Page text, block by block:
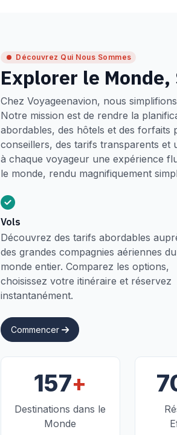
Découvrez Qui Nous Sommes
Explorer le
Chez Voyageenavion, nous
Notre mission est de rendre la
abordables, des hôtels et des forfaits
conseillers, des tarifs transparents
à chaque voyageur une expérience
le monde, rendu magnifiquement
Vols
Découvrez des tarifs abordables
des grandes compagnies aériennes du
monde entier. Comparez les options,
choisissez votre itinéraire et réservez
instantanément.
Commencer
157+
Destinations dans le
Monde